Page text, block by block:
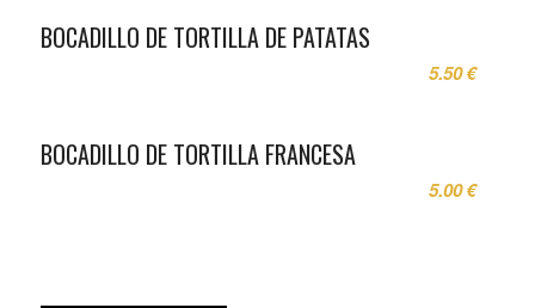
BOCADILLO DE TORTILLA DE PATATAS
5.50 €
BOCADILLO DE TORTILLA FRANCESA
5.00 €